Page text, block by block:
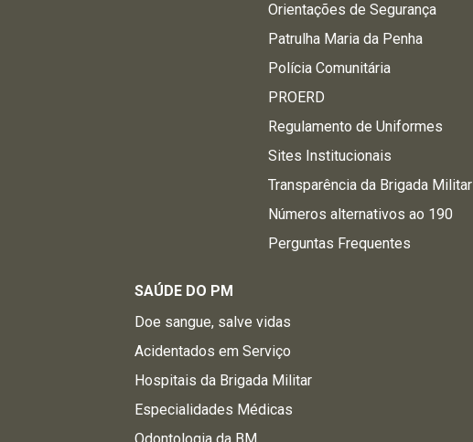
Orientações de Segurança
Patrulha Maria da Penha
Polícia Comunitária
PROERD
Regulamento de Uniformes
Sites Institucionais
Transparência da Brigada Militar
Números alternativos ao 190
Perguntas Frequentes
SAÚDE DO PM
Doe sangue, salve vidas
Acidentados em Serviço
Hospitais da Brigada Militar
Especialidades Médicas